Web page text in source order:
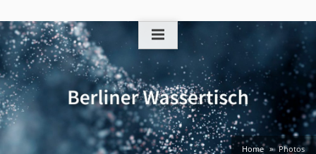
to
content
Home Photos